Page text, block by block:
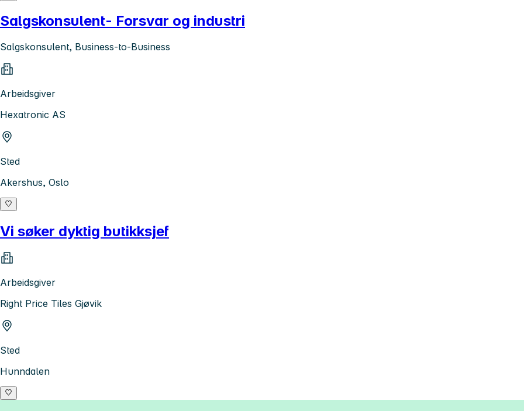
Salgskonsulent- Forsvar og industri
Salgskonsulent, Business-to-Business
Arbeidsgiver
Hexatronic AS
Sted
Akershus, Oslo
Vi søker dyktig butikksjef
Arbeidsgiver
Right Price Tiles Gjøvik
Sted
Hunndalen